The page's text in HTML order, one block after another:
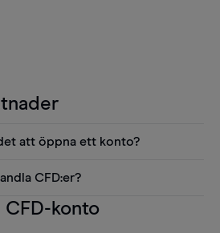
att öppna ett konto?
som diagram, Reuters
CFD:er?
att tänka på när man
CFD-konto